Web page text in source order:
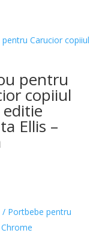
pentru
copiiul
editie
Ellis –